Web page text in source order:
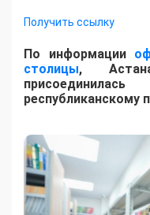
Получить ссылку
По информации
столицы,
республиканскому